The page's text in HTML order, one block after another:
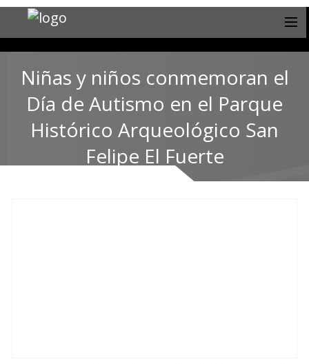
Niñas y niños conmemoran el
Día de Autismo en el Parque
Histórico Arqueológico San
Felipe El Fuerte